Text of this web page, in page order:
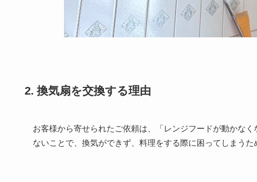
2. 換気扇を交換する理由
お客様から寄せられたご依頼は、「レンジフードが動かな
ないことで、換気ができず、料理をする際に困ってしまうた